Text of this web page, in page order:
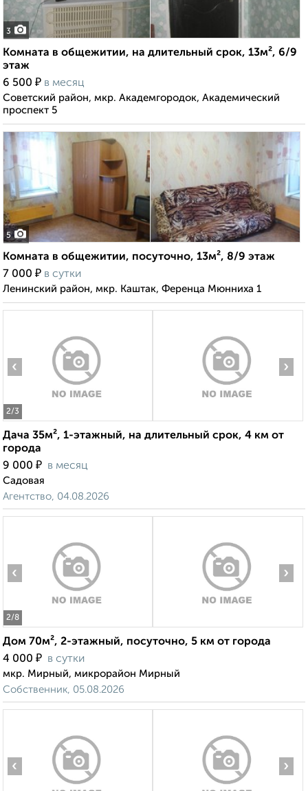
3
Комната в общежитии, на длительный срок, 13м², 6/9
этаж
6 500 ₽ в месяц
Советский район, мкр. Академгородок, Академический
проспект 5
5
Комната в общежитии, посуточно, 13м², 8/9 этаж
7 000 ₽ в сутки
Ленинский район, мкр. Каштак, Ференца Мюнниха 1
2/3
‹ ›
Дача 35м², 1-этажный, на длительный срок, 4 км от
города
9 000 ₽ в месяц
Садовая
Агентство, 04.08.2026
2/8
‹ ›
Дом 70м², 2-этажный, посуточно, 5 км от города
4 000 ₽ в сутки
мкр. Мирный, микрорайон Мирный
Собственник, 05.08.2026
‹ ›